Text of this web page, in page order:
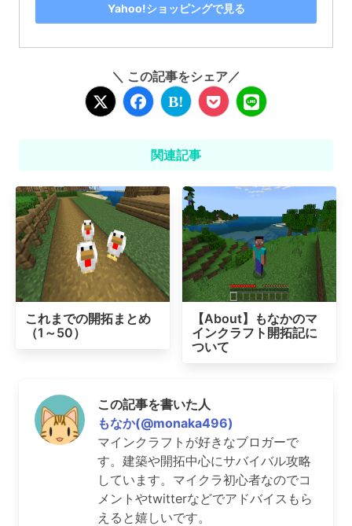
Yahoo!ショッピングで見る
＼ この記事をシェア／
関連記事
これまでの開拓まとめ
（1～50）
【About】もなかのマ
インクラフト開拓記に
ついて
この記事を書いた人
もなか(@monaka496)
マインクラフトが好きなブロガーで
す。建築や開拓中心にサバイバル攻略
しています。マイクラ初心者なのでコ
メントやtwitterなどでアドバイスもら
えると嬉しいです。